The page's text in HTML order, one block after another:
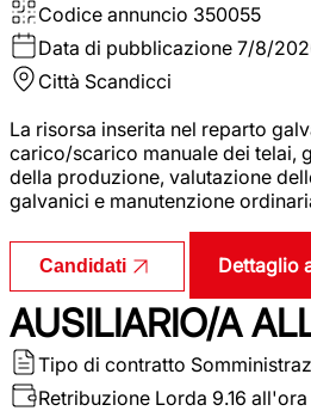
Codice annuncio 350055
Data di pubblicazione 7/8/
Città Scandicci
La risorsa inserita nel reparto
carico/scarico manuale dei telai,
della produzione, valutazione
galvanici e manutenzione
Candidati Dettaglio
AUSILIARIO/A
Tipo di contratto
Retribuzione Lorda 9.16 all'ora